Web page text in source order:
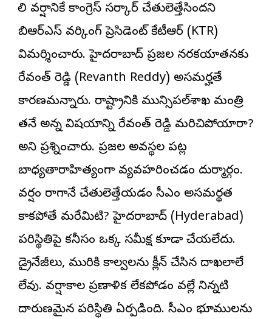
తొలి వర్షానికే కాంగ్రెస్ సర్కార్ చేతులెత్తేసిందని
బిఆర్‌ఎస్ వర్కింగ్ ప్రెసిడెంట్ కేటీఆర్ (KTR)
విమర్శించారు. హైదరాబాద్ ప్రజల నరకయాతనకు
రేవంత్ రెడ్డి (Revanth Reddy) అసమర్హతే
కారణమన్నారు. రాష్ట్రానికి మున్సిపల్‌శాఖ మంత్రి
తనే అన్న విషయాన్ని రేవంత్ రెడ్డి మరిచిపోయారా?
అని ప్రశ్నించారు. ప్రజల అవస్థల పట్ల
బాధ్యతారాహిత్యంగా వ్యవహరించడం దుర్మార్గం.
వర్షం రాగానే చేతులెత్తేయడం సీఎం అసమర్థత
కాకపోతే మరేమిటి? హైదరాబాద్ (Hyderabad)
పరిస్థితిపై కనీసం ఒక్క సమీక్ష కూడా చేయలేదు.
డ్రైనేజీలు, మురికి కాల్వలను క్లీన్ చేసిన దాఖలాలే
లేవు. వర్షాకాల ప్రణాళిక లేకపోడం వల్లే నిన్నటి
దారుణమైన పరిస్థితి ఏర్పడింది. సీఎం భూములను